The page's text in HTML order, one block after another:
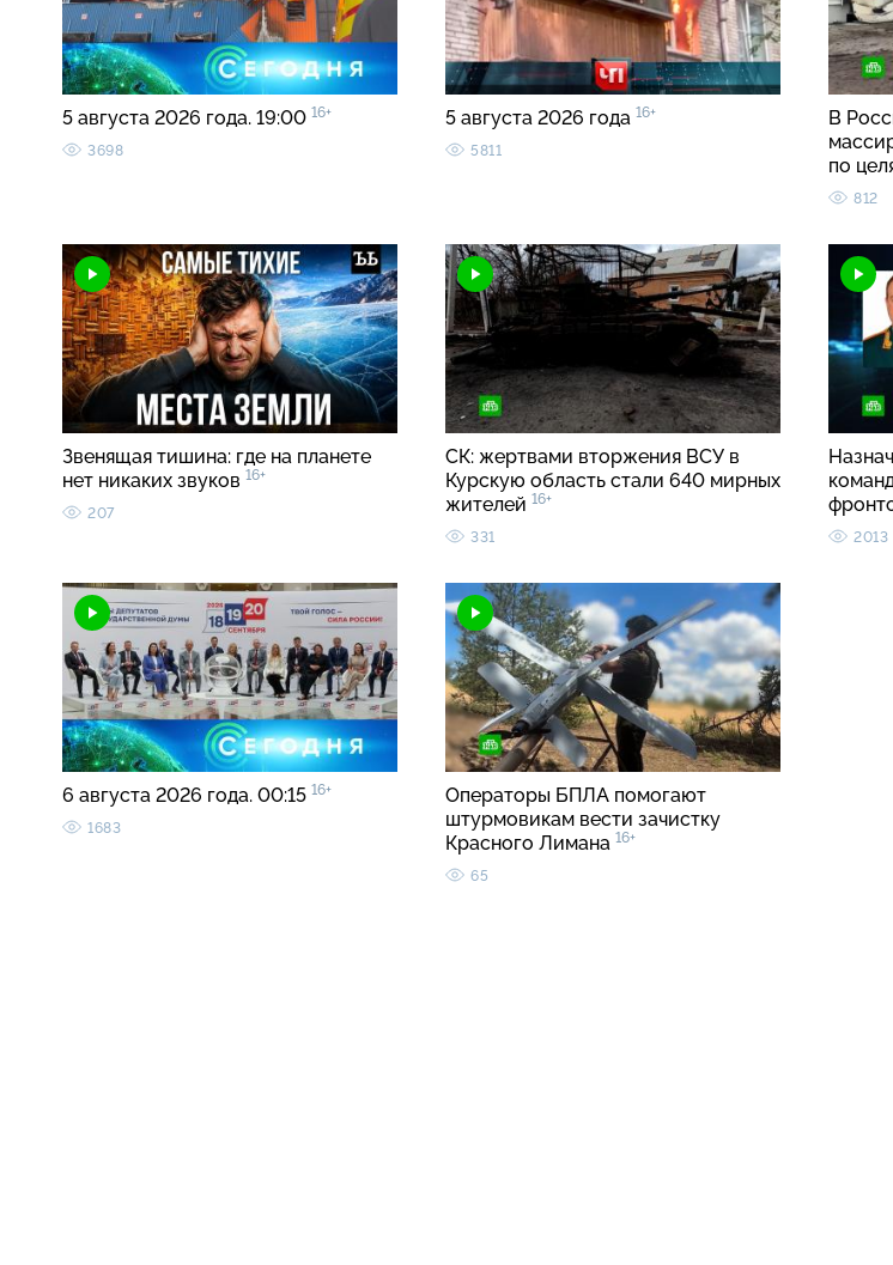
5 августа 2026 года. 19:00 16+
3698
5 августа 2026 года 16+
5811
В
по
812
Звенящая тишина: где на планете
нет никаких звуков 16+
207
СК: жертвами вторжения ВСУ в
Курскую область стали 640 мирных
жителей 16+
331 2013
6 августа 2026 года. 00:15 16+
1683
Операторы БПЛА помогают
штурмовикам вести зачистку
Красного Лимана 16+
65